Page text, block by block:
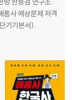
사 예상문제 저격
기기본서).